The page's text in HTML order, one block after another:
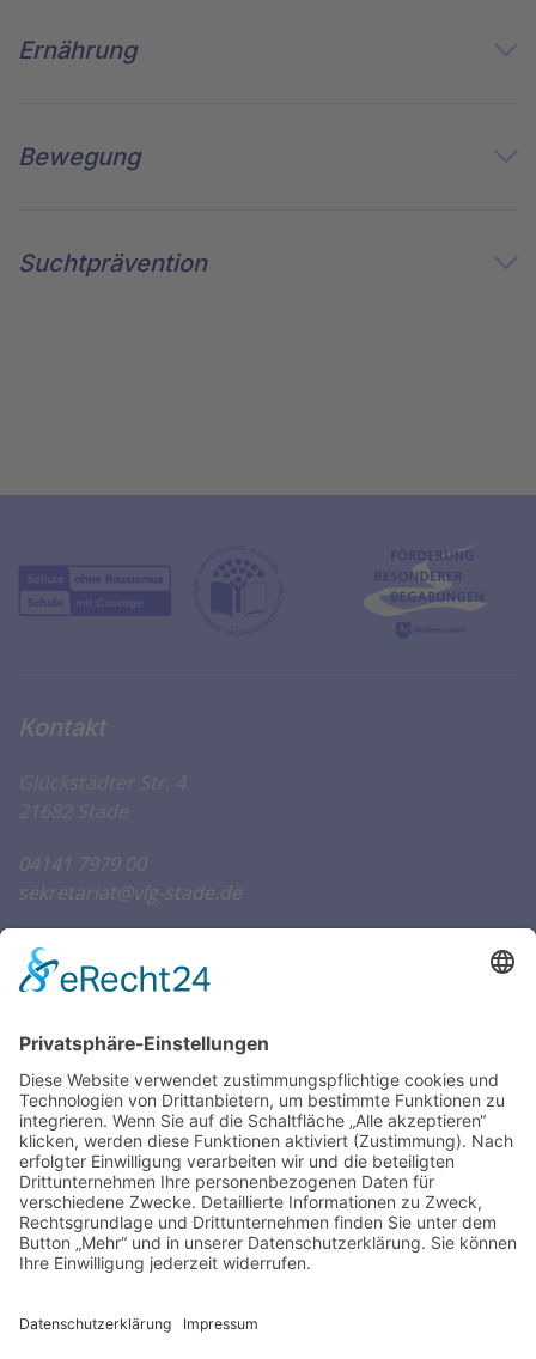
Ernährung
Bewegung
Suchtprävention
Kontakt
04141 7979 00
sekretariat@vlg-stade.de
Öffnungszeiten Sekretariat
SCHULWOCHEN:
Mo. – Do.
07:30 – 16:00 Uhr
Fr.
07:30 – 14:00 Uhr